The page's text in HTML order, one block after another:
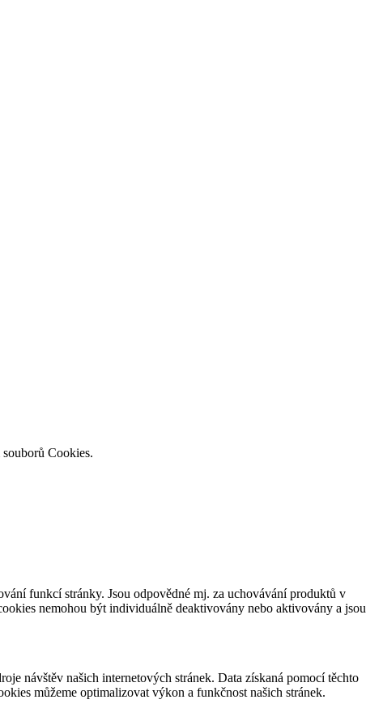
Cookies.
funkcí stránky. Jsou odpovědné mj. za uchovávání produktů v
nemohou být individuálně deaktivovány nebo aktivovány a jsou
návštěv našich internetových stránek. Data získaná pomocí těchto
můžeme optimalizovat výkon a funkčnost našich stránek.